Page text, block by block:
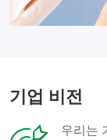
기업 비전
우리는